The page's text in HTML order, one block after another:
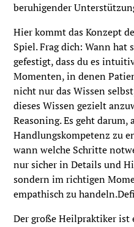
beruhigender
Hier kommt das Konzept
Spiel. Frag dich: Wann hat
gefestigt, dass du es
Momenten, in denen
nicht nur das Wissen
dieses Wissen gezielt
Reasoning. Es geht darum,
Handlungskompetenz zu
wann welche Schritte
nur sicher in Details und
sondern im richtigen
empathisch zu
Der große Heilpraktiker ist